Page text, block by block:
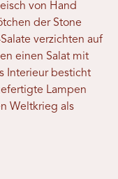
von Hand
der Stone
verzichten auf
einen Salat mit
Interieur besticht
Lampen
Weltkrieg als